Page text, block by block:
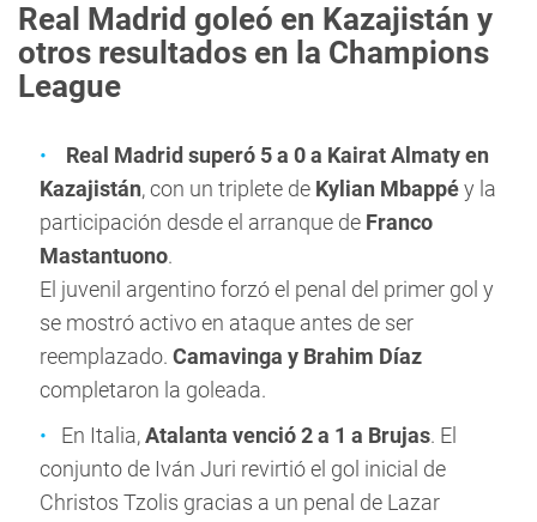
Real Madrid goleó en Kazajistán y
otros resultados en la Champions
League
Real Madrid superó 5 a 0 a Kairat Almaty en
Kazajistán, con un triplete de Kylian Mbappéy la
participación desde el arranque de Franco
Mastantuono.
El juvenil argentino forzó el penal del primer gol y
se mostró activo en ataque antes de ser
reemplazado. Camavinga y Brahim Díaz
completaron la goleada.
En Italia,Atalanta venció 2 a 1 a Brujas. El
conjunto de Iván Juri revirtió el gol inicial de
Christos Tzolis gracias a un penal de Lazar